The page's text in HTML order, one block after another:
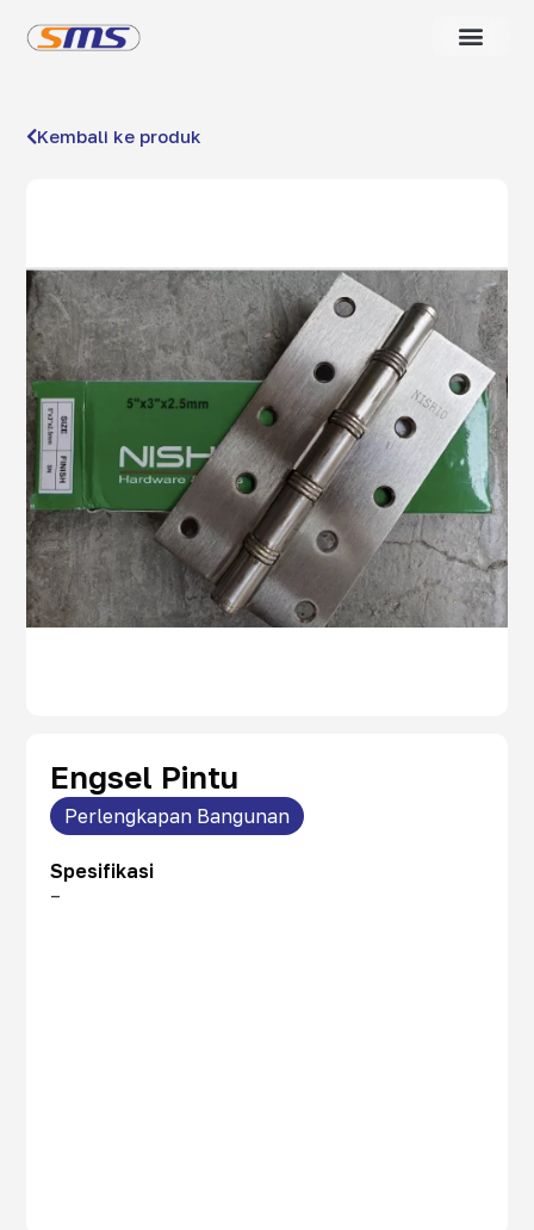
Kembali ke produk
Engsel Pintu
Perlengkapan Bangunan
Spesifikasi
–